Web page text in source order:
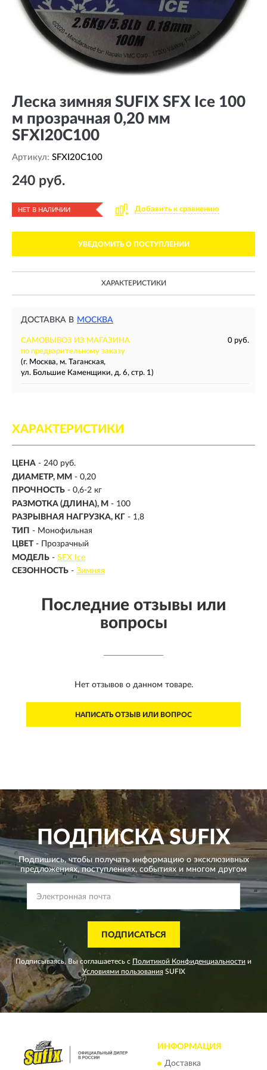
Леска зимняя SUFIX SFX Ice 100
м прозрачная 0,20 мм
SFXI20C100
Артикул: SFXI20C100
240 руб.
НЕТ В НАЛИЧИИ Добавить к сравнению
УВЕДОМИТЬ О ПОСТУПЛЕНИИ
ХАРАКТЕРИСТИКИ
ДОСТАВКА В МОСКВА
САМОВЫВОЗ ИЗ МАГАЗИНА
0 руб.
по предварительному заказу
(г. Москва, м. Таганская,
ул. Большие Каменщики, д. 6, стр. 1)
ХАРАКТЕРИСТИКИ
ЦЕНА - 240 руб.
ДИАМЕТР, ММ - 0,20
ПРОЧНОСТЬ - 0,6-2 кг
РАЗМОТКА (ДЛИНА), М - 100
РАЗРЫВНАЯ НАГРУЗКА, КГ - 1,8
ТИП - Монофильная
ЦВЕТ - Прозрачный
МОДЕЛЬ - SFX Ice
СЕЗОННОСТЬ - Зимняя
Последние отзывы или
вопросы
Нет отзывов о данном товаре.
НАПИСАТЬ ОТЗЫВ ИЛИ ВОПРОС
ПОДПИСКАSUFIX
Подпишись, чтобы получать информацию о эксклюзивных
предложениях,поступлениях, событиях и многом другом
ПОДПИСАТЬСЯ
Подписываясь, Вы соглашаетесь с Политикой Конфиденциальности и
Условиями пользованияSUFIX
ИНФОРМАЦИЯ
Доставка